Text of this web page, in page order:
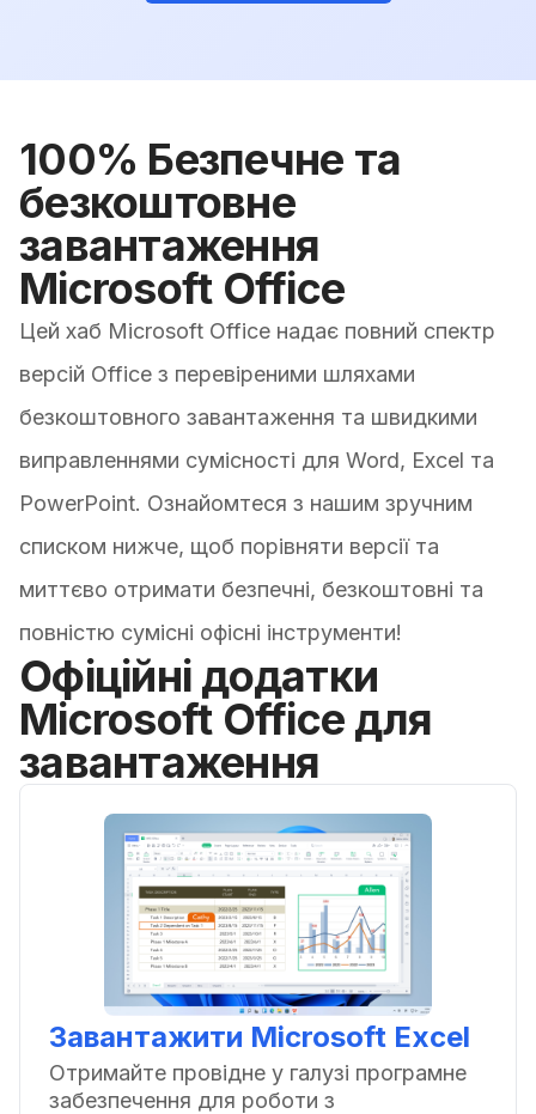
100% Безпечне та
безкоштовне
завантаження
Microsoft Office
Цей хаб Microsoft Office надає повний спектр
версій Office з перевіреними шляхами
безкоштовного завантаження та швидкими
виправленнями сумісності для Word, Excel та
PowerPoint. Ознайомтеся з нашим зручним
списком нижче, щоб порівняти версії та
миттєво отримати безпечні, безкоштовні та
повністю сумісні офісні інструменти!
Офіційні додатки
Microsoft Office для
завантаження
Завантажити Microsoft Excel
Отримайте провідне у галузі програмне
забезпечення для роботи з